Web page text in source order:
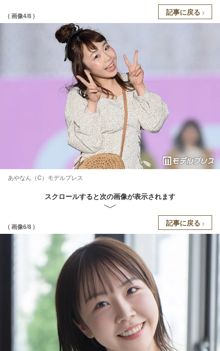
( 画像4/8 ) 記事に戻る
あやなん（C）モデルプレス
スクロールすると次の画像が表示されます
( 画像6/8 ) 記事に戻る